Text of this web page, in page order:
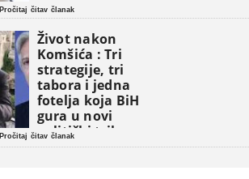
Pročitaj čitav članak
Život nakon
Komšića : Tri
strategije, tri
tabora i jedna
fotelja koja BiH
gura u novi
politički triler
Pročitaj čitav članak